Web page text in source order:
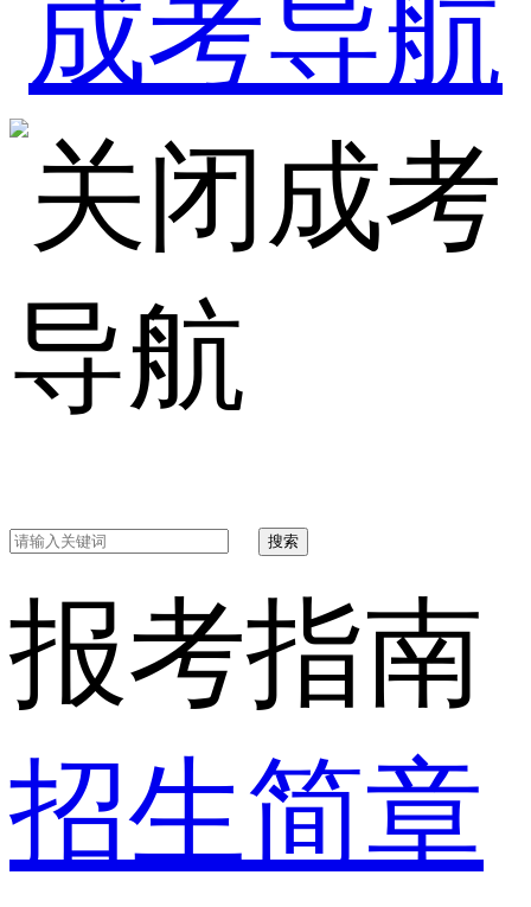
成考
导航
搜索
报考指南
招生简章